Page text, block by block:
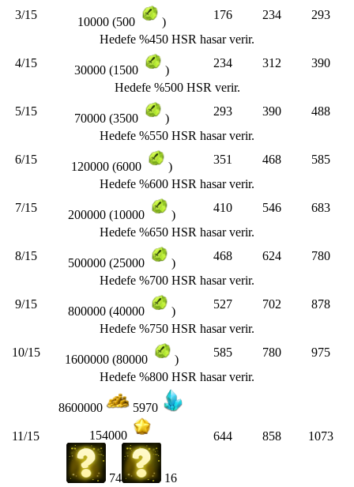
3/15
10000 (500 )
176 234
293
Hedefe %450 HSR hasar verir.
4/15
30000 (1500 )
234 312
390
Hedefe %500 HSR verir.
5/15
70000 (3500 )
293 390
488
Hedefe %550 HSR hasar verir.
6/15
120000 (6000 )
351 468
585
Hedefe %600 HSR hasar verir.
7/15
200000 (10000 )
410 546
683
Hedefe %650 HSR hasar verir.
8/15
500000 (25000 )
468 624
780
Hedefe %700 HSR hasar verir.
9/15
800000 (40000 )
527 702
878
Hedefe %750 HSR hasar verir.
10/15
1600000 (80000 )
585 780
975
Hedefe %800 HSR hasar verir.
11/15
8600000 5970
154000
74 16
644 858 1073